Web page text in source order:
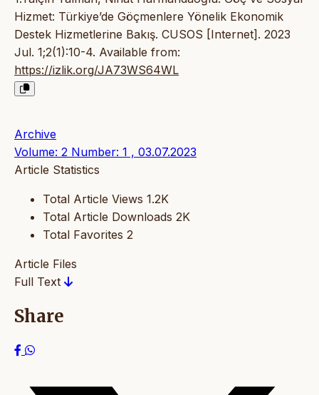
Hizmet: Türkiye’de Göçmenlere Yönelik Ekonomik
Destek Hizmetlerine Bakış. CUSOS [Internet]. 2023
Jul. 1;2(1):10-4. Available from:
https://izlik.org/JA73WS64WL
Archive
Volume: 2 Number: 1 , 03.07.2023
Article Statistics
Total Article Views 1.2K
Total Article Downloads 2K
Total Favorites 2
Article Files
Full Text
Share